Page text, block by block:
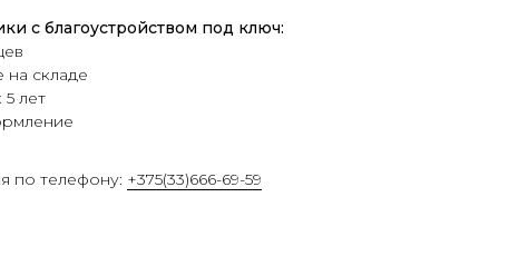
с благоустройством под ключ:
на складе
5 лет
по телефону: +375(33)666-69-59